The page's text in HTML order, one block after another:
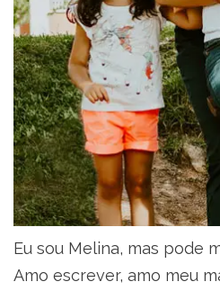
Eu sou Melina, mas pode
Amo escrever, amo meu